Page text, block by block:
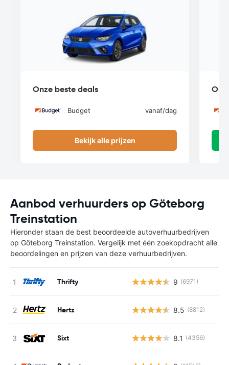
Onze beste deals
Budget vanaf/dag
Bekijk alle prijzen
Aanbod verhuurders op Göteborg
Treinstation
Hieronder staan de best beoordeelde autoverhuurbedrijven
op Göteborg Treinstation. Vergelijk met één zoekopdracht alle
beoordelingen en prijzen van deze verhuurbedrijven.
Thrifty 9 (6971)
Hertz 8.5 (8812)
Sixt 8.1 (4356)